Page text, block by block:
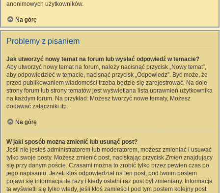
anonimowych użytkowników.
Na górę
Problemy z pisaniem
Jak utworzyć nowy temat na forum lub wysłać odpowiedź w temacie?
Aby utworzyć nowy temat na forum, należy nacisnąć przycisk „Nowy temat”,
aby odpowiedzieć w temacie, nacisnąć przycisk „Odpowiedz”. Być może, że
przed publikowaniem wiadomości trzeba będzie się zarejestrować. Na dole
strony forum lub strony tematów jest wyświetlana lista uprawnień użytkownika
na każdym forum. Na przykład: Możesz tworzyć nowe tematy, Możesz
dodawać załączniki itp.
Na górę
W jaki sposób można zmienić lub usunąć post?
Jeśli nie jesteś administratorem lub moderatorem, możesz zmieniać i usuwać
tylko swoje posty. Możesz zmienić post, naciskając przyciskZmień znajdujący
się przy danym poście. Czasami można to zrobić tylko przez pewien czas po
jego napisaniu. Jeżeli ktoś odpowiedział na ten post, pod twoim postem
pojawi się informacja ile razy i kiedy ostatni raz post był zmieniany. Informacja
ta wyświetli się tylko wtedy, jeśli ktoś zamieścił pod tym postem kolejny post.